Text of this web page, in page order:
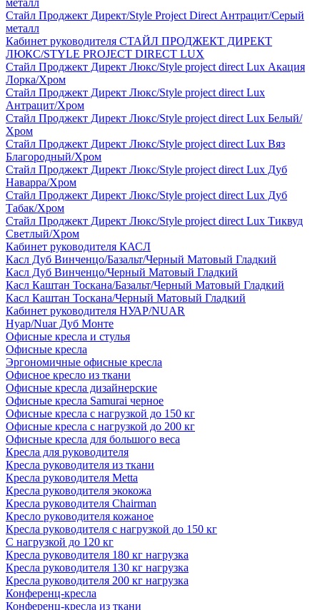
металл
Стайл Проджект Директ/Style Project Direct Антрацит/Серый
металл
Кабинет руководителя СТАЙЛ ПРОДЖЕКТ ДИРЕКТ
ЛЮКС/STYLE PROJECT DIRECT LUX
Стайл Проджект Директ Люкс/Style project direct Lux Акация
Лорка/Хром
Стайл Проджект Директ Люкс/Style project direct Lux
Антрацит/Хром
Стайл Проджект Директ Люкс/Style project direct Lux Белый/
Хром
Стайл Проджект Директ Люкс/Style project direct Lux Вяз
Благородный/Хром
Стайл Проджект Директ Люкс/Style project direct Lux Дуб
Наварра/Хром
Стайл Проджект Директ Люкс/Style project direct Lux Дуб
Табак/Хром
Стайл Проджект Директ Люкс/Style project direct Lux Тиквуд
Светлый/Хром
Кабинет руководителя КАСЛ
Касл Дуб Винченцо/Базальт/Черный Матовый Гладкий
Касл Дуб Винченцо/Черный Матовый Гладкий
Касл Каштан Тоскана/Базальт/Черный Матовый Гладкий
Касл Каштан Тоскана/Черный Матовый Гладкий
Кабинет руководителя НУАР/NUAR
Нуар/Nuar Дуб Монте
Офисные кресла и стулья
Офисные кресла
Эргономичные офисные кресла
Офисное кресло из ткани
Офисные кресла дизайнерские
Офисные кресла Samurai черное
Офисные кресла с нагрузкой до 150 кг
Офисные кресла с нагрузкой до 200 кг
Офисные кресла для большого веса
Кресла для руководителя
Кресла руководителя из ткани
Кресла руководителя Metta
Кресла руководителя экокожа
Кресла руководителя Chairman
Кресло руководителя кожаное
Кресла руководителя с нагрузкой до 150 кг
С нагрузкой до 120 кг
Кресла руководителя 180 кг нагрузка
Кресла руководителя 130 кг нагрузка
Кресла руководителя 200 кг нагрузка
Конференц-кресла
Конференц-кресла из ткани